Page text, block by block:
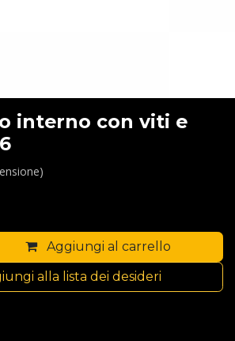
interno con viti e
Aggiungi al carrello
alla lista dei desideri